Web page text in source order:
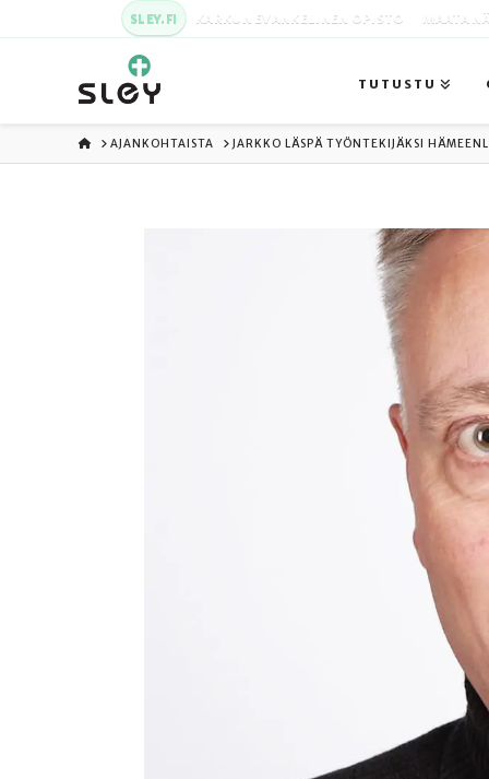
SLEY.FI KARKUN EVANKELINEN OPISTO MAATA
TUTUSTU
ETUSIVU
AJANKOHTAISTA JARKKO LÄSPÄ TYÖNTEKIJÄKSI